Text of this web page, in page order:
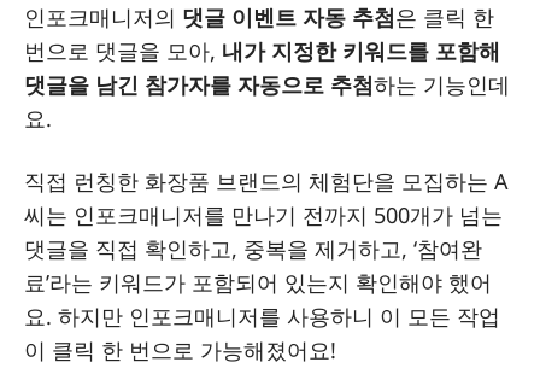
인포크매니저의 댓글 이벤트 자동 추첨은 클릭 한
번으로 댓글을 모아, 내가 지정한 키워드를 포함해
댓글을 남긴 참가자를 자동으로 추첨하는 기능인데
요.
직접 런칭한 화장품 브랜드의 체험단을 모집하는 A
씨는 인포크매니저를 만나기 전까지 500개가 넘는
댓글을 직접 확인하고, 중복을 제거하고, ‘참여완
료’라는 키워드가 포함되어 있는지 확인해야 했어
요. 하지만 인포크매니저를 사용하니 이 모든 작업
이 클릭 한 번으로 가능해졌어요!